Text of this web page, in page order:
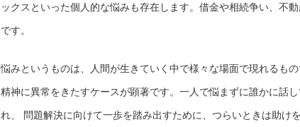
ックスといった個人的な悩みも存在します。借金や相続争い、不
です。
悩みというものは、人間が生きていく中で様々な場面で現れるも
精神に異常をきたすケースが顕著です。一人で悩まずに誰かに話
れ、 問題解決に向けて一歩を踏み出すために、つらいときは助け